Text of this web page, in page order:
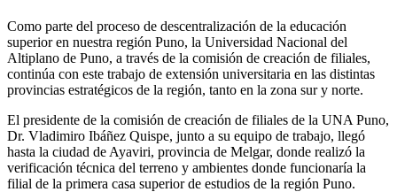
Como parte del proceso de descentralización de la educación
superior en nuestra región Puno, la Universidad Nacional del
Altiplano de Puno, a través de la comisión de creación de filiales,
continúa con este trabajo de extensión universitaria en las distintas
provincias estratégicos de la región, tanto en la zona sur y norte.
El presidente de la comisión de creación de filiales de la UNA Puno,
Dr. Vladimiro Ibáñez Quispe, junto a su equipo de trabajo, llegó
hasta la ciudad de Ayaviri, provincia de Melgar, donde realizó la
verificación técnica del terreno y ambientes donde funcionaría la
filial de la primera casa superior de estudios de la región Puno.